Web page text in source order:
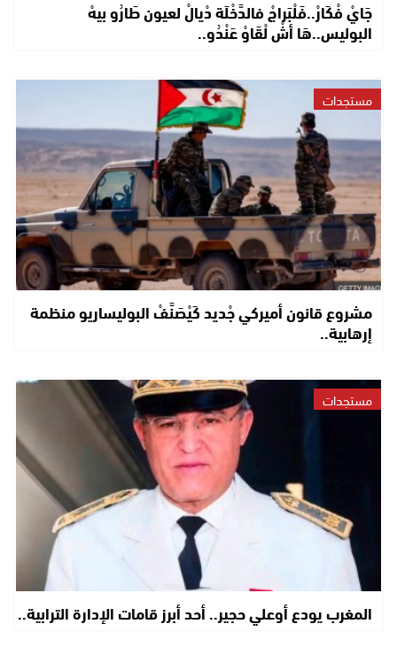
جَايْ فْكَارْ..فَلْبَراجْ فالدَّخْلَة دْيالْ لعيون طَارُو بيهْ
البوليس..هَا أشْ لْقَاوْ عَنْدُو..
مستجدات
مشروع قانون أميركي جْديد كَيْصَنَّفْ البوليساريو منظمة
إرهابية..
مستجدات
المغرب يودع أوعلي حجير.. أحد أبرز قامات الإدارة الترابية..